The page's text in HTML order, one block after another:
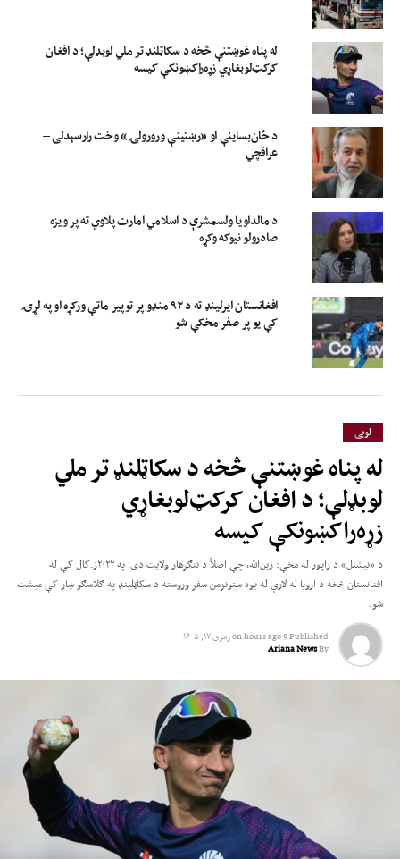
له پناه غوښتنې څخه د سکاټلنډ تر ملي لوبډلې؛ د افغان
کرکټ‌لوبغاړي زړه‌راکښونکې کیسه
د ځان‌بساینې او «رښتینې ورورولۍ» وخت رارسېدلی –
عراقچي
د مالداویا ولسمشرې د اسلامي امارت پلاوي ته پر ویزه
صادرولو نیوکه وکړه
افغانستان ایرلینډ ته د ۹۲ منډو پر توپیر ماتې ورکړه او په لړۍ
کې یو پر صفر مخکې شو
لوبی
له پناه غوښتنې څخه د سکاټلنډ تر ملي
لوبډلې؛ د افغان کرکټ‌لوبغاړي
زړه‌راکښونکې کیسه
د «نیشنل» د راپور له مخې: زین‌الله، چې اصلاً د ننګرهار ولایت دی؛ په ۲۰۲۲ز.کال کې له
افغانستان څخه د اروپا له لارې له یوه ستونزمن سفر وروسته د سکاټلینډ په ګلاسګو ښار کې میشت
شو.
Published
9 hours ago
onزمری ۱۷, ۱۴۰۵
By
Ariana News